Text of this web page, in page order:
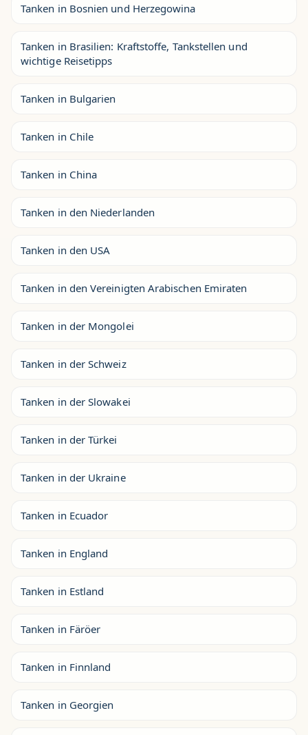
Tanken in Bosnien und Herzegowina
Tanken in Brasilien: Kraftstoffe, Tankstellen und
wichtige Reisetipps
Tanken in Bulgarien
Tanken in Chile
Tanken in China
Tanken in den Niederlanden
Tanken in den USA
Tanken in den Vereinigten Arabischen Emiraten
Tanken in der Mongolei
Tanken in der Schweiz
Tanken in der Slowakei
Tanken in der Türkei
Tanken in der Ukraine
Tanken in Ecuador
Tanken in England
Tanken in Estland
Tanken in Färöer
Tanken in Finnland
Tanken in Georgien